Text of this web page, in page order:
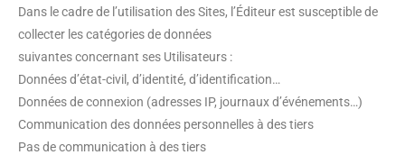
Dans le cadre de l’utilisation des Sites, l’Éditeur est susceptible de
collecter les catégories de données
suivantes concernant ses Utilisateurs :
Données d’état-civil, d’identité, d’identification…
Données de connexion (adresses IP, journaux d’événements…)
Communication des données personnelles à des tiers
Pas de communication à des tiers